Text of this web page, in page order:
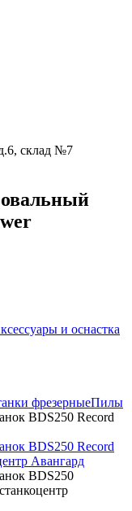
склад №7
и оснастка
фрезерныеПилы
BDS250 Record